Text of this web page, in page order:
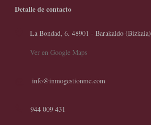
Detalle de contacto
La Bondad, 6. 48901 - Barakaldo (Bizkaia)
Ver en Google Maps
info@inmogestionmc.com
944 009 431